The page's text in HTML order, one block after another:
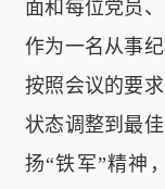
面和每位党员
作为一名从事
按照会议的要
状态调整到最
扬“铁军”精神